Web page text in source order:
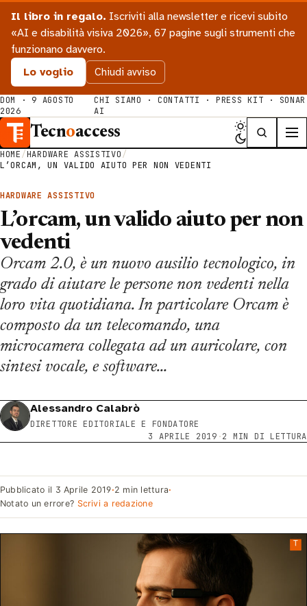
Il libro in regalo. Iscriviti alla newsletter e ricevi subito
«AI e disabilità visiva 2026», 67 pagine sugli strumenti che
funzionano davvero.
Lo voglio
Chiudi avviso
DOM · 9 AGOSTO
2026
CHI SIAMO · CONTATTI · PRESS KIT · SONAR
AI
Tecnoaccess
HOME/HARDWARE ASSISTIVO/
L’ORCAM, UN VALIDO AIUTO PER NON VEDENTI
HARDWARE ASSISTIVO
L’orcam, un valido aiuto per non
vedenti
Orcam 2.0, è un nuovo ausilio tecnologico, in
grado di aiutare le persone non vedenti nella
loro vita quotidiana. In particolare Orcam è
composto da un telecomando, una
microcamera collegata ad un auricolare, con
sintesi vocale, e software…
Alessandro Calabrò
DIRETTORE EDITORIALE E FONDATORE
3 APRILE 2019 ·2 MIN DI LETTURA
Pubblicato il 3 Aprile 2019·2 min lettura·
Notato un errore? Scrivi a redazione